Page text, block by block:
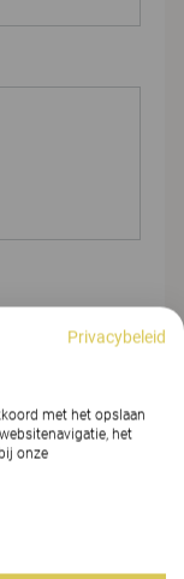
Privacybeleid
met het opslaan
het
onze